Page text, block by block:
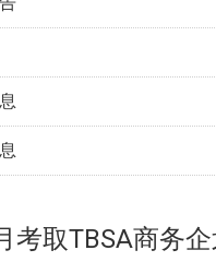
考取TBSA商务